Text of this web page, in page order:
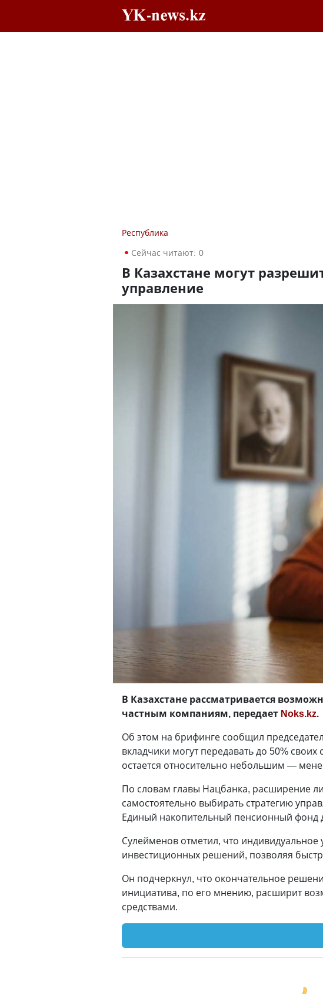
Республика
Сейчас читают: 0
В Казахстане могут
управление
В Казахстане рассматривается
частным компаниям, передает Noks.kz.
Об этом на брифинге сообщил
вкладчики могут передавать до 50%
остается относительно небольшим —
По словам главы Нацбанка, расширение
самостоятельно выбирать стратегию
Единый накопительный пенсионный фонд
Сулейменов отметил, что
инвестиционных решений, позволяя
Он подчеркнул, что окончательное
инициатива, по его мнению, расширит
средствами.